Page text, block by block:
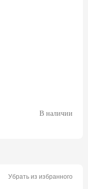
В наличии
Убрать из избранного